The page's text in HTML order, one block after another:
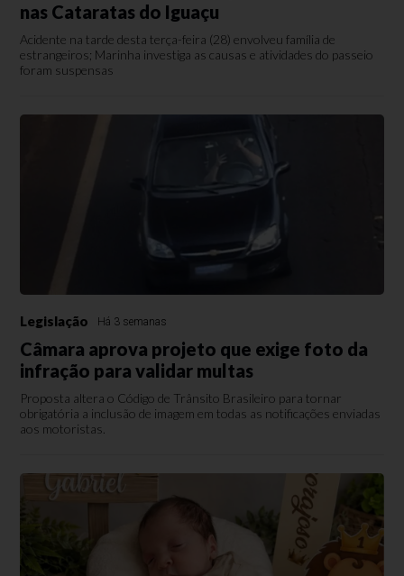
nas Cataratas do Iguaçu
Acidente na tarde desta terça-feira (28) envolveu família de
estrangeiros; Marinha investiga as causas e atividades do passeio
foram suspensas
Legislação Há 3 semanas
Câmara aprova projeto que exige foto da
infração para validar multas
Proposta altera o Código de Trânsito Brasileiro para tornar
obrigatória a inclusão de imagem em todas as notificações enviadas
aos motoristas.